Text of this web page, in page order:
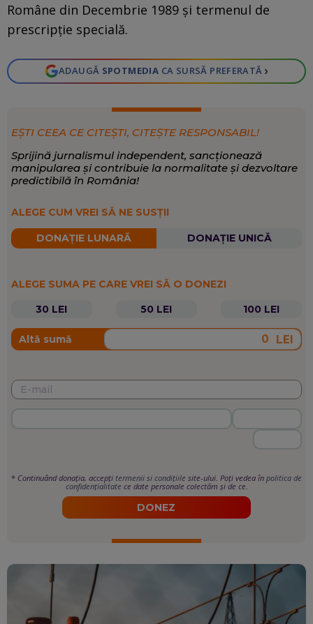
Române din Decembrie 1989 și termenul de
prescripție specială.
ADAUGĂ SPOTMEDIA CA SURSĂ PREFERATĂ ›
EȘTI CEEA CE CITEȘTI, CITEȘTE RESPONSABIL!
Sprijină jurnalismul independent, sancționează
manipularea și contribuie la normalitate și dezvoltare
predictibilă în România!
ALEGE CUM VREI SĂ NE SUSȚII
DONAȚIE LUNARĂ DONAȚIE UNICĂ
ALEGE SUMA PE CARE VREI SĂ O DONEZI
30 LEI
50 LEI 100 LEI
Altă sumă LEI
* Continuând donația, accepți termenii si condițiile site-ului. Poți vedea în politica de
confidențialitate ce date personale colectăm și de ce.
DONEZ